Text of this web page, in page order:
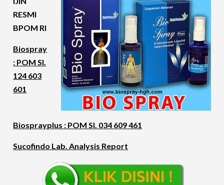
RESMI
BPOM RI
Biospray
: POM SI.
124 603
601
Biosprayplus : POM SI. 034 609 461
Sucofindo Lab. Analysis Report